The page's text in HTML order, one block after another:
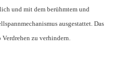
und mit dem berühmtem und
ausgestattet. Das
zu verhindern.